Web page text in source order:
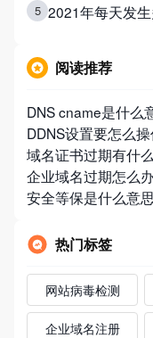
5 2021年每天发
阅读推荐
DNS cname是什么
DDNS设置要怎么操
域名证书过期有什
企业域名过期怎么
安全等保是什么意
热门标签
网站病毒检测
企业域名注册